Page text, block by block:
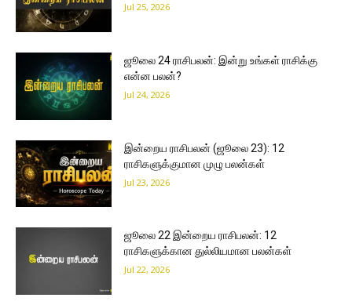
Jul 25, 2026
ஜூலை 24 ராசிபலன்: இன்று உங்கள் ராசிக்கு
என்ன பலன்?
Jul 24, 2026
இன்றைய ராசிபலன் (ஜூலை 23): 12
ராசிகளுக்குமான முழு பலன்கள்
Jul 23, 2026
ஜூலை 22 இன்றைய ராசிபலன்: 12
ராசிகளுக்கான துல்லியமான பலன்கள்
Jul 22, 2026